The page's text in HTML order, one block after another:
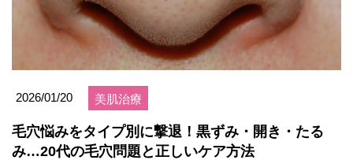
2026/01/20 美肌治療
毛穴悩みをタイプ別に撃退！黒ずみ・開き・たる
み…20代の毛穴問題と正しいケア方法